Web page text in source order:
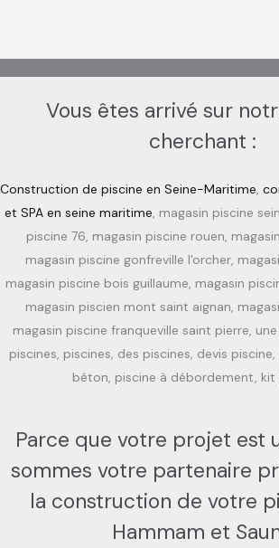
Vous êtes arrivé sur
cherchant :
Construction de piscine en Seine-Maritime,
et SPA en seine maritime, magasin piscine
piscine 76, magasin piscine rouen,
magasin piscine gonfreville l'orcher,
magasin piscine bois guillaume, magasin
magasin piscien mont saint aignan,
magasin piscine franqueville saint pierre,
piscines, piscines, des piscines, devis
béton, piscine à débordement, kit
Parce que votre projet est
sommes votre partenaire
la construction de votre
Hammam et